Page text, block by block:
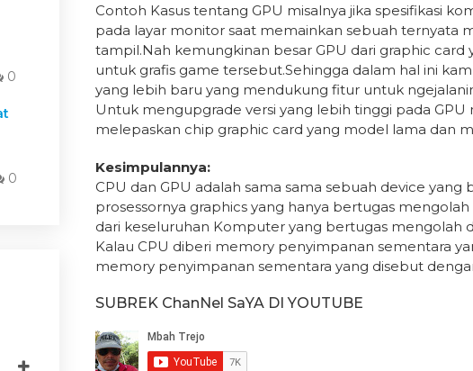
Contoh Kasus tentang GPU misalnya jika spesifikasi
pada layar monitor saat memainkan sebuah ternyata
tampil.Nah kemungkinan besar GPU dari graphic
untuk grafis game tersebut.Sehingga dalam hal ini
yang lebih baru yang mendukung fitur untuk
Untuk mengupgrade versi yang lebih tinggi pada GPU
melepaskan chip graphic card yang model lama dan
Kesimpulannya:
CPU dan GPU adalah sama sama sebuah device
prosessornya graphics yang hanya bertugas
dari keseluruhan Komputer yang bertugas
Kalau CPU diberi memory penyimpanan sementara
memory penyimpanan sementara yang disebut
SUBREK ChanNel SaYA DI YOUTUBE
0
0